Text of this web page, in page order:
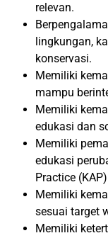
relevan.
lingkungan,
konservasi.
Memiliki
mampu
Memiliki
edukasi dan
Memiliki
edukasi
Practice
Memiliki
sesuai target
Memiliki